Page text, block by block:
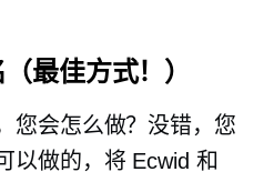
最佳方式！）
您会怎么做？没错，您
以做的，将 Ecwid 和